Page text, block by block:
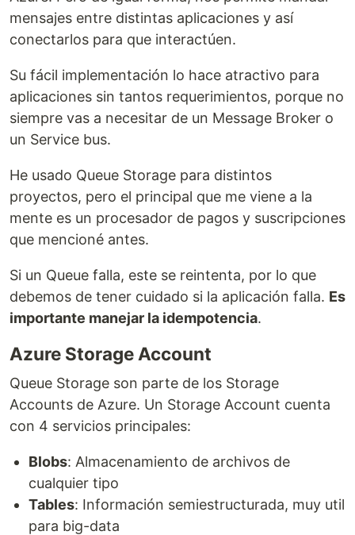
mensajes entre distintas aplicaciones y así
conectarlos para que interactúen.
Su fácil implementación lo hace atractivo para
aplicaciones sin tantos requerimientos, porque no
siempre vas a necesitar de un Message Broker o
un Service bus.
He usado Queue Storage para distintos
proyectos, pero el principal que me viene a la
mente es un procesador de pagos y suscripciones
que mencioné antes.
Si un Queue falla, este se reintenta, por lo que
debemos de tener cuidado si la aplicación falla. Es
importante manejar la idempotencia.
Azure Storage Account
Queue Storage son parte de los Storage
Accounts de Azure. Un Storage Account cuenta
con 4 servicios principales:
Blobs: Almacenamiento de archivos de
cualquier tipo
Tables: Información semiestructurada, muy util
para big-data